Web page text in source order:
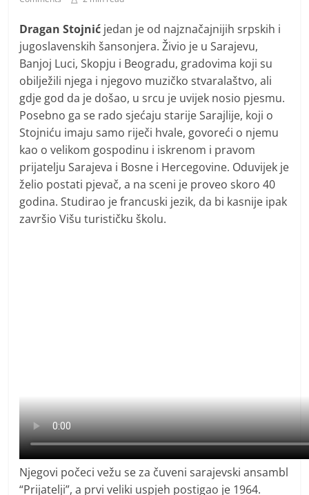
i
t
i
v
n
i
h
v
i
j
e
s
Dragan Stojnić jedan je od najznačajnijih srpskih i
jugoslavenskih šansonjera. Živio je u Sarajevu,
Banjoj Luci, Skopju i Beogradu, gradovima koji su
obilježili njega i njegovo muzičko stvaralaštvo, ali
gdje god da je došao, u srcu je uvijek nosio pjesmu.
Posebno ga se rado sjećaju starije Sarajlije, koji o
Stojniću imaju samo riječi hvale, govoreći o njemu
kao o velikom gospodinu i iskrenom i pravom
prijatelju Sarajeva i Bosne i Hercegovine. Oduvijek je
želio postati pjevač, a na sceni je proveo skoro 40
godina. Studirao je francuski jezik, da bi kasnije ipak
završio Višu turističku školu.
Njegovi počeci vežu se za čuveni sarajevski ansambl
“Prijatelji”, a prvi veliki uspjeh postigao je 1964.